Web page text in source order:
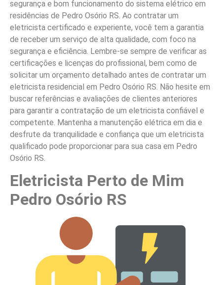
segurança e bom funcionamento do sistema elétrico em
residências de Pedro Osório RS. Ao contratar um
eletricista certificado e experiente, você tem a garantia
de receber um serviço de alta qualidade, com foco na
segurança e eficiência. Lembre-se sempre de verificar as
certificações e licenças do profissional, bem como de
solicitar um orçamento detalhado antes de contratar um
eletricista residencial em Pedro Osório RS. Não hesite em
buscar referências e avaliações de clientes anteriores
para garantir a contratação de um eletricista confiável e
competente. Mantenha a manutenção elétrica em dia e
desfrute da tranquilidade e confiança que um eletricista
qualificado pode proporcionar para sua casa em Pedro
Osório RS.
Eletricista Perto de Mim
Pedro Osório RS